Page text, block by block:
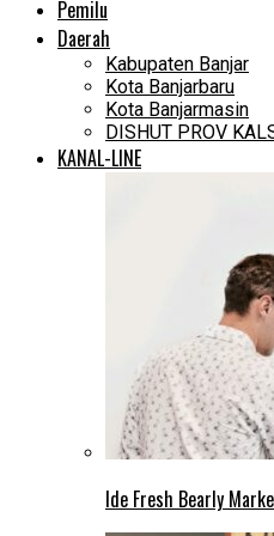
Pemilu
Daerah
Kabupaten Banjar
Kota Banjarbaru
Kota Banjarmasin
DISHUT PROV
KANAL-LINE
Ide Fresh Bearly